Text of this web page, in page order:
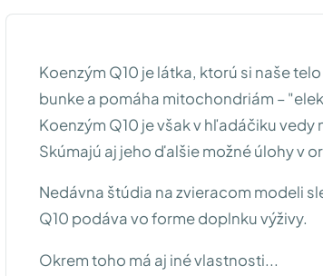
Koenzým Q10 je látka, ktorú si naše
bunke a pomáha mitochondriám –
Koenzým Q10 je však v hľadáčiku
Skúmajú aj jeho ďalšie možné úlohy v
Nedávna štúdia na zvieracom modeli
Q10 podáva vo forme doplnku výživy.
Okrem toho má aj iné vlastnosti...